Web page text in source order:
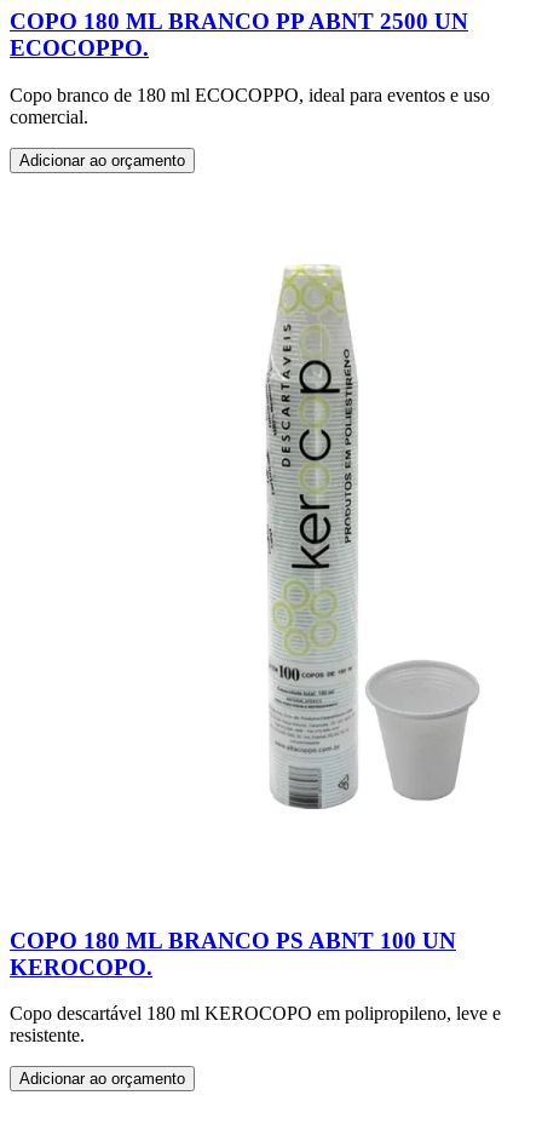
COPO 180 ML BRANCO PP ABNT 2500 UN
ECOCOPPO.
Copo branco de 180 ml ECOCOPPO, ideal para eventos e uso
comercial.
Adicionar ao orçamento
COPO 180 ML BRANCO PS ABNT 100 UN
KEROCOPO.
Copo descartável 180 ml KEROCOPO em polipropileno, leve e
resistente.
Adicionar ao orçamento